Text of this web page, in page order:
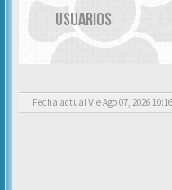
USUARIOS
Fecha actual Vie Ago 07, 2026